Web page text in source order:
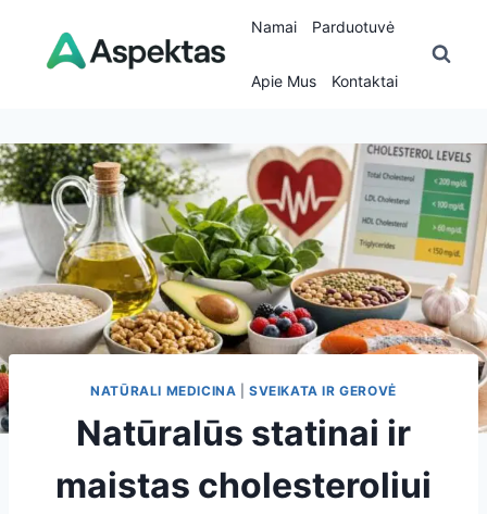
content
Namai Parduotuvė
Apie Mus Kontaktai
NATŪRALI MEDICINA |SVEIKATA IR GEROVĖ
Natūralūs statinai ir
maistas cholesteroliui